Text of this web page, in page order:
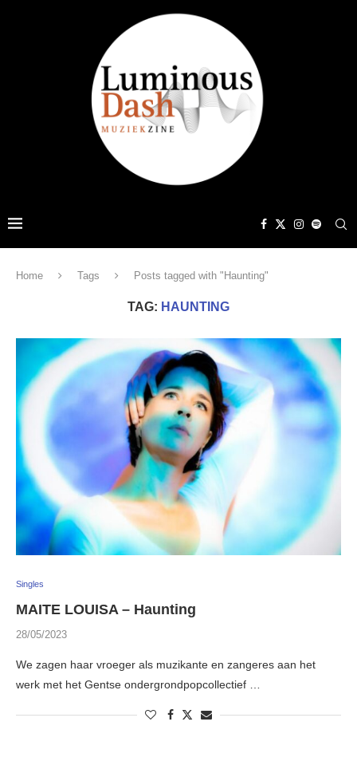
Home Tags Posts tagged with "Haunting"
TAG: HAUNTING
Singles
MAITE LOUISA – Haunting
28/05/2023
We zagen haar vroeger als muzikante en zangeres aan het
werk met het Gentse ondergrondpopcollectief …